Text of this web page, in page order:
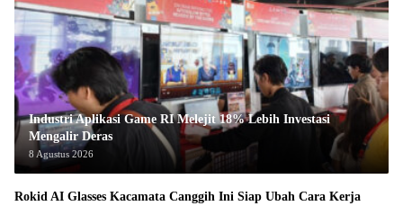
Industri Aplikasi Game RI Melejit 18% Lebih Investasi
Mengalir Deras
8 Agustus 2026
Rokid AI Glasses Kacamata Canggih Ini Siap Ubah Cara Kerja